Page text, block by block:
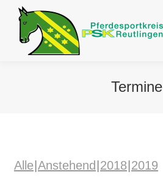
Termine
Alle Anstehend 2018 2019